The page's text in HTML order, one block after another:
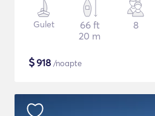
Gulet
66 ft
20 m
8
$918 /noapte